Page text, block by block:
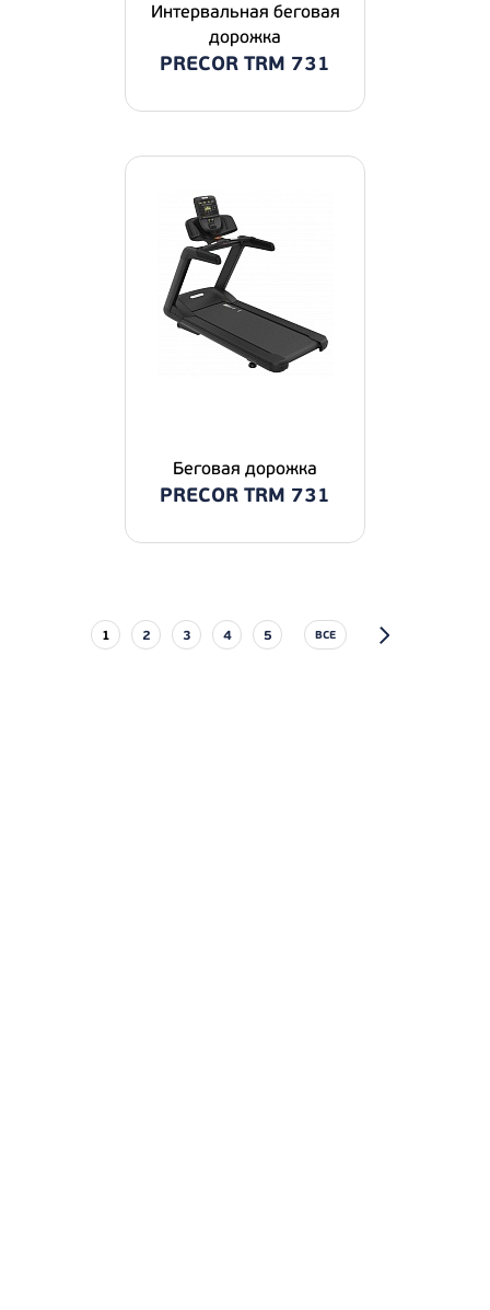
Интервальная беговая
дорожка
PRECOR TRM 731
Беговая дорожка
PRECOR TRM 731
1 2 3 4 5 ВСЕ